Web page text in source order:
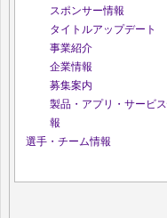
スポンサー情報
タイトルアップデート
事業紹介
企業情報
募集案内
製品・アプリ・サービ
報
選手・チーム情報